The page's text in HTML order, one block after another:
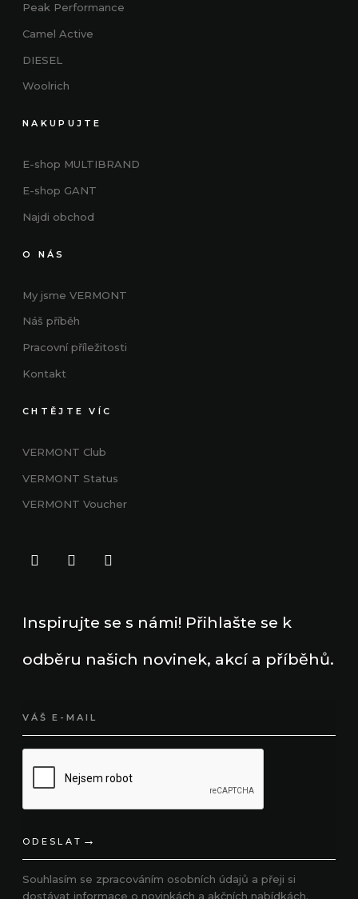
Peak Performance
Camel Active
DIESEL
Woolrich
NAKUPUJTE
E-shop MULTIBRAND
E-shop GANT
Najdi obchod
O NÁS
My jsme VERMONT
Náš příběh
Pracovní příležitosti
Kontakt
CHTĚJTE VÍC
VERMONT Club
VERMONT Status
VERMONT Voucher
Inspirujte se s námi! Přihlašte se k
odběru našich novinek, akcí a příběhů.
ODESLAT
Souhlasím se zpracováním osobních údajů a přeji si
dostávat informace o novinkách a akčních nabídkách.